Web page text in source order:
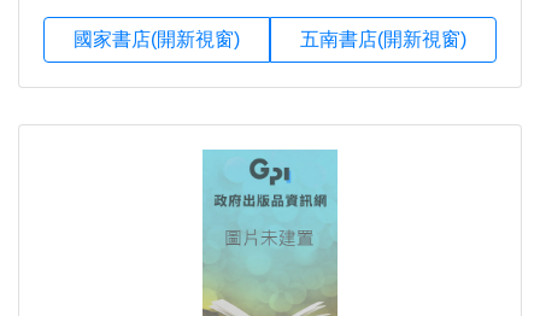
國家書店(開新視窗) 五南書店(開新視窗)